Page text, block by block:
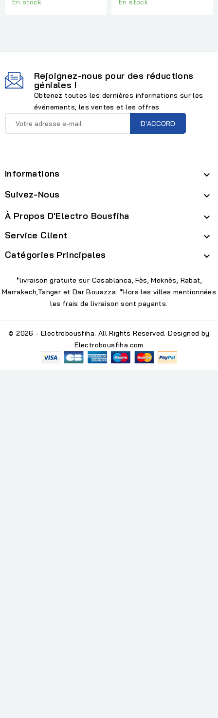
En stock En stock
Rejoignez-nous pour des réductions
géniales !
Obtenez toutes les dernières informations sur les
événements, les ventes et les offres
Informations 
Suivez-Nous 
À Propos D'Electro Bousfiha 
Service Client 
Catégories Principales 
*livraison gratuite sur Casablanca, Fès, Meknès, Rabat,
Marrakech,Tanger et Dar Bouazza. *Hors les villes mentionnées
les frais de livraison sont payants.
© 2026 - Electrobousfiha. All Rights Reserved. Designed by
Electrobousfiha.com